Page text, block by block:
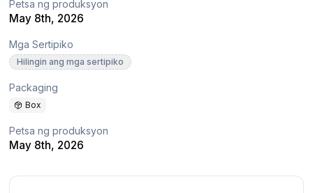
Petsa ng produksyon
May 8th, 2026
Mga Sertipiko
Hilingin ang mga sertipiko
Packaging
Box
Petsa ng produksyon
May 8th, 2026